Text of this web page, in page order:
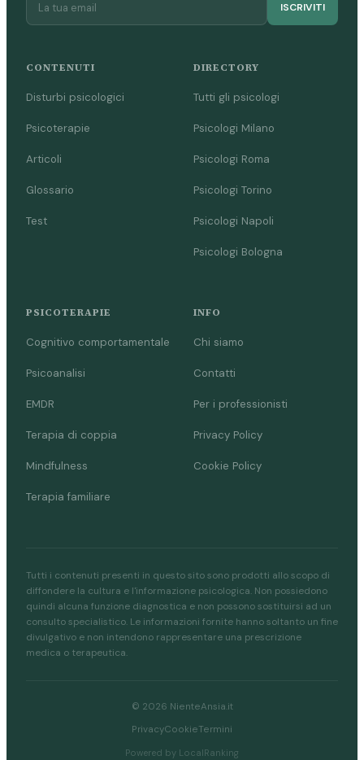
ISCRIVITI
CONTENUTI
Disturbi psicologici
Psicoterapie
Articoli
Glossario
Test
DIRECTORY
Tutti gli psicologi
Psicologi Milano
Psicologi Roma
Psicologi Torino
Psicologi Napoli
Psicologi Bologna
PSICOTERAPIE
Cognitivo comportamentale
Psicoanalisi
EMDR
Terapia di coppia
Mindfulness
Terapia familiare
INFO
Chi siamo
Contatti
Per i professionisti
Privacy Policy
Cookie Policy
Tutti i contenuti presenti in questo sito sono prodotti allo scopo di
diffondere la cultura e l'informazione psicologica. Non possiedono
quindi alcuna funzione diagnostica e non possono sostituirsi ad un
consulto specialistico. Le informazioni fornite hanno soltanto un fine
divulgativo e non intendono rappresentare una prescrizione
medica o terapeutica.
© 2026 NienteAnsia.it
PrivacyCookieTermini
Powered by LocalRanking